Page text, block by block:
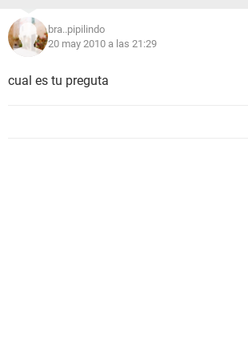
bra..pipilindo
20 may 2010 a las 21:29
cual es tu preguta